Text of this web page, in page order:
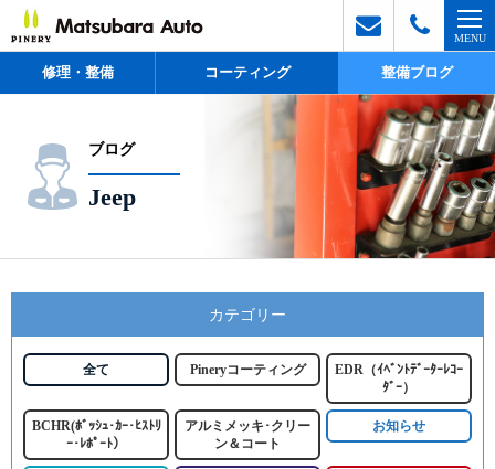
修理・整備 コーティング 整備ブログ
ブログ
Jeep
カテゴリー
全て Pineryコーティング
EDR（ｲﾍﾞﾝﾄﾃﾞｰﾀｰﾚｺｰ
ﾀﾞｰ）
BCHR(ﾎﾞｯｼｭ･ｶｰ･ﾋｽﾄﾘ
ｰ･ﾚﾎﾟｰﾄ）
アルミメッキ･クリー
ン＆コート
お知らせ